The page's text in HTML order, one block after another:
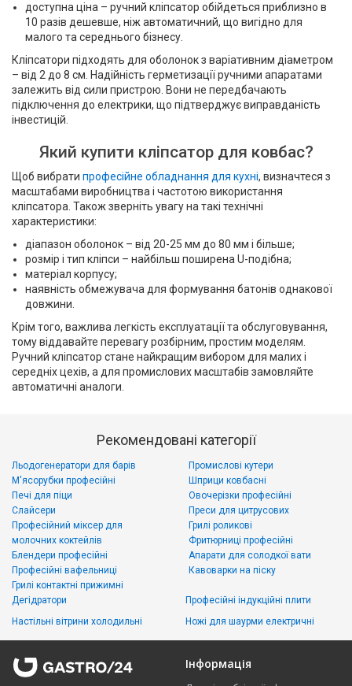
доступна ціна – ручний кліпсатор обійдеться приблизно в
10 разів дешевше, ніж автоматичний, що вигідно для
малого та середнього бізнесу.
Кліпсатори підходять для оболонок з варіативним діаметром
– від 2 до 8 см. Надійність герметизації ручними апаратами
залежить від сили пристрою. Вони не передбачають
підключення до електрики, що підтверджує виправданість
інвестицій.
Який купити кліпсатор для ковбас?
Щоб вибрати професійне обладнання для кухні, визначтеся з
масштабами виробництва і частотою використання
кліпсатора. Також зверніть увагу на такі технічні
характеристики:
діапазон оболонок – від 20-25 мм до 80 мм і більше;
розмір і тип кліпси – найбільш поширена U-подібна;
матеріал корпусу;
наявність обмежувача для формування батонів однакової
довжини.
Крім того, важлива легкість експлуатації та обслуговування,
тому віддавайте перевагу розбірним, простим моделям.
Ручний кліпсатор стане найкращим вибором для малих і
середніх цехів, а для промислових масштабів замовляйте
автоматичні аналоги.
Рекомендовані категорії
Льодогенератори для барів
М'ясорубки професійні
Печі для піци
Слайсери
Промислові кутери
Шприци ковбасні
Овочерізки професійні
Преси для цитрусових
Професійний міксер для
молочних коктейлів
Блендери професійні
Професійні вафельниці
Грилі контактні прижимні
Грилі роликові
Фритюрниці професійні
Апарати для солодкої вати
Кавоварки на піску
Дегідратори
Настільні вітрини холодильні
Професійні індукційні плити
Ножі для шаурми електричні
Інформація